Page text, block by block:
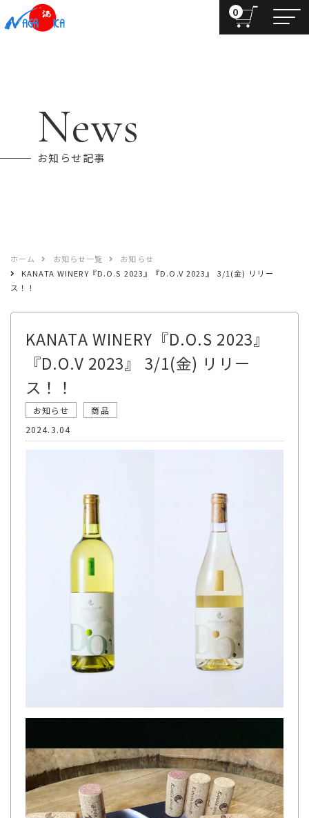
0
News
お知らせ記事
ホーム お知らせ一覧
お知らせ
KANATA WINERY『D.O.S 2023』『D.O.V 2023』 3/1(金) リリー
ス！！
KANATA WINERY『D.O.S 2023』
『D.O.V 2023』 3/1(金) リリー
ス！！
お知らせ
商品
2024.3.04